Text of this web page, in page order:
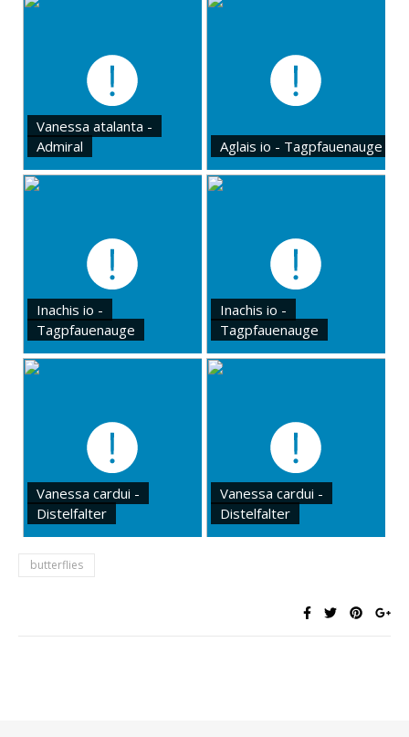
Vanessa atalanta -
Admiral
Aglais io - Tagpfauenauge
Inachis io -
Tagpfauenauge
Inachis io -
Tagpfauenauge
Vanessa cardui -
Distelfalter
Vanessa cardui -
Distelfalter
butterflies